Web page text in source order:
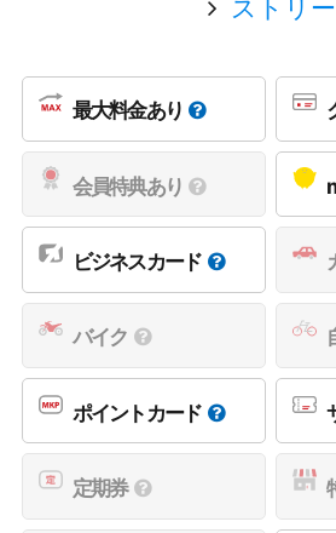
ストリ
最大料金あり
会員特典あり
ビジネスカード
バイク
ポイントカード
定期券